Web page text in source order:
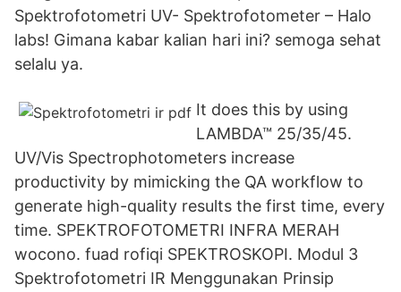
Spektrofotometri UV- Spektrofotometer – Halo
labs! Gimana kabar kalian hari ini? semoga sehat
selalu ya.
It does this by using
LAMBDA™ 25/35/45.
UV/Vis Spectrophotometers increase
productivity by mimicking the QA workflow to
generate high-quality results the first time, every
time. SPEKTROFOTOMETRI INFRA MERAH
wocono. fuad rofiqi SPEKTROSKOPI. Modul 3
Spektrofotometri IR Menggunakan Prinsip